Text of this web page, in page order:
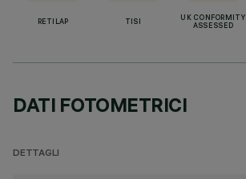
RETILAP TISI
UK CONFORMITY
ASSESSED
DATI FOTOMETRICI
DETTAGLI